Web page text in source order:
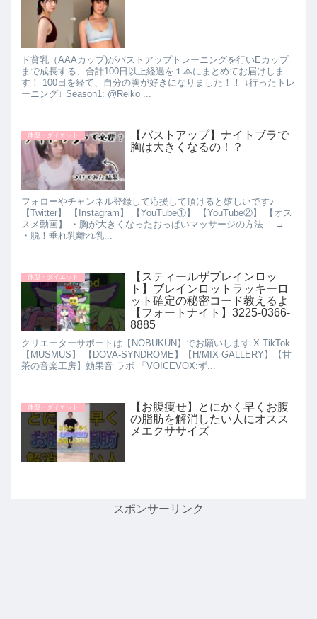
ド貧乳（AAAカップ)がバストアップトレーニングを行いEカップ
まで成長する、合計100日以上経過を１本にまとめてお届けしま
す！ 100日を経て、自分の胸が好きになりました！！ ↓行ったトレ
ーニング↓ Season1: @Reiko ...
体型・ダイエット
【バストアップ】ナイトブラで
胸は大きくなるの！？
フォローやチャンネル登録して応援して頂けると嬉しいです♪
【Twitter】 【Instagram】 【YouTube①】 【YouTube②】 【オス
スメ動画】 ・胸が大きくなったおっぱいマッサージの方法 →
・脱！垂れ乳離れ乳...
体型・ダイエット
【スティールザブレインロッ
ト】ブレインロットラッキーロ
ット確定の秘密コード教えるよ
【フォートナイト】3225-0366-
8885
クリエーターサポートは【NOBUKUN】でお願いします X TikTok
【MUSMUS】 【DOVA-SYNDROME】 ​ 【H/MIX GALLERY】 ​ 【甘
茶の音楽工房】 ​ 効果音 ラボ 「VOICEVOX:ず...
体型・ダイエット
【お腹痩せ】とにかく早くお腹
の脂肪を解消したい人にオスス
メエクササイズ
スポンサーリンク